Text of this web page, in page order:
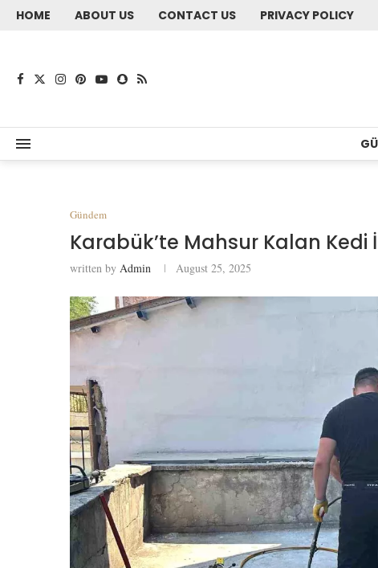
HOME ABOUT US CONTACT US PRIVACY POLICY
Gündem
Karabük’te Mahsur Kalan Kedi
written by Admin August 25, 2025